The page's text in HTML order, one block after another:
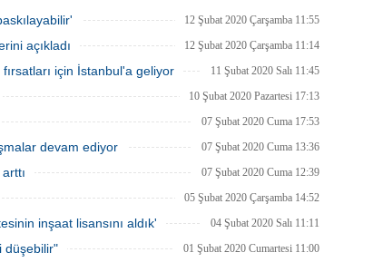
işleminin tamamlandığı
şube açılışını gerçekleştirecek.
12 Şubat 2020 Çarşamba 11:55
açıkladı 12 Şubat 2020 Çarşamba 11:14
için İstanbul'a geliyor 11 Şubat 2020 Salı 11:45
10 Şubat 2020 Pazartesi 17:13
07 Şubat 2020 Cuma 17:53
devam ediyor 07 Şubat 2020 Cuma 13:36
07 Şubat 2020 Cuma 12:39
05 Şubat 2020 Çarşamba 14:52
inşaat lisansını aldık' 04 Şubat 2020 Salı 11:11
düşebilir" 01 Şubat 2020 Cumartesi 11:00